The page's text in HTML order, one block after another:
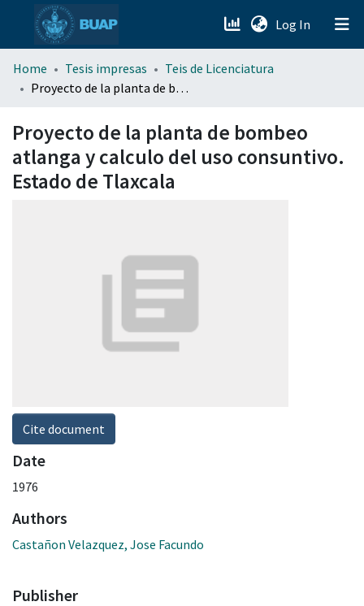
Log In (current)
menu.section.about_menu
Home Tesis impresas
Teis de Licenciatura
Proyecto de la planta de bombeo atlanga y calculo del uso consuntivo. Estado de Tlaxcala
Proyecto de la planta de bombeo
atlanga y calculo del uso consuntivo.
Estado de Tlaxcala
Cite document
Date
1976
Authors
Castañon Velazquez, Jose Facundo
Publisher